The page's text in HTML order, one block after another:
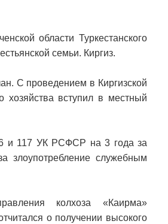
области Туркестанского
семьи. Киргиз.
С проведением в Киргизской
хозяйства вступил в местный
и 117 УК РСФСР на 3 года за
служебным
колхоза «Каирма»
о получении высокого